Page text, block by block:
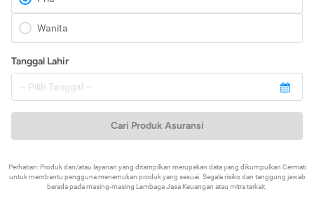
Wanita
Tanggal Lahir
Cari Produk Asuransi
Perhatian: Produk dan/atau layanan yang ditampilkan merupakan data yang dikumpulkan Cermati
untuk membantu pengguna menemukan produk yang sesuai. Segala risiko dan tanggung jawab
berada pada masing-masing Lembaga Jasa Keuangan atau mitra terkait.